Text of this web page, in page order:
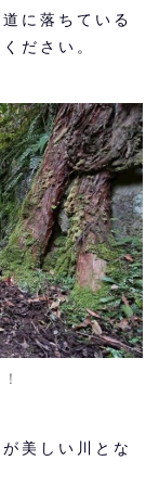
に落ちている
ださい。
美しい川とな